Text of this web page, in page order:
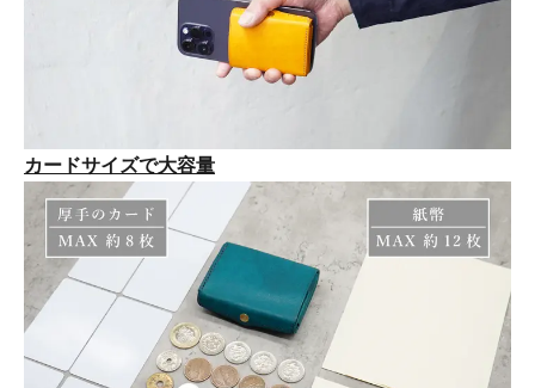
カードサイズで大容量